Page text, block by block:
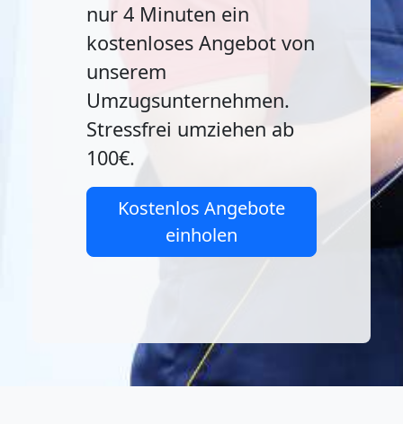
nur 4 Minuten ein
kostenloses Angebot von
unserem
Umzugsunternehmen.
Stressfrei umziehen ab
100€.
Kostenlos Angebote
einholen